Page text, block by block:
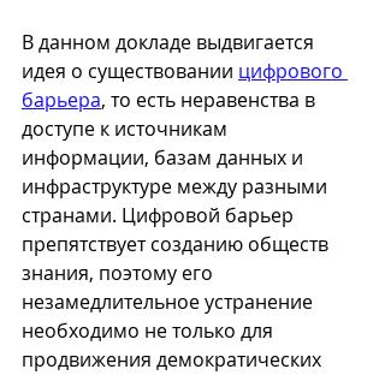
В данном докладе выдвигается
идея о существовании цифрового
барьера, то есть неравенства в
доступе к источникам
информации, базам данных и
инфраструктуре между разными
странами. Цифровой барьер
препятствует созданию обществ
знания, поэтому его
незамедлительное устранение
необходимо не только для
продвижения демократических